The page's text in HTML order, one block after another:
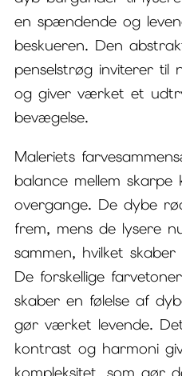
en spændende og
beskueren. Den
penselstrøg inviterer til
og giver værket et
bevægelse.
Maleriets
balance mellem
overgange. De dybe
frem, mens de lysere
sammen, hvilket
De forskellige
skaber en følelse af
gør værket levende.
kontrast og harmoni